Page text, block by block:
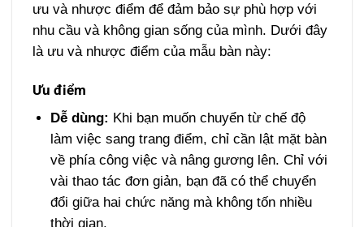
ưu và nhược điểm để đảm bảo sự phù hợp với
nhu cầu và không gian sống của mình. Dưới đây
là ưu và nhược điểm của mẫu bàn này:
Ưu điểm
Dễ dùng: Khi bạn muốn chuyển từ chế độ
làm việc sang trang điểm, chỉ cần lật mặt bàn
về phía công việc và nâng gương lên. Chỉ với
vài thao tác đơn giản, bạn đã có thể chuyển
đổi giữa hai chức năng mà không tốn nhiều
thời gian.